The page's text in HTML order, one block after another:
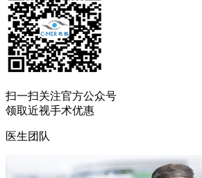
扫一扫关注官方公众号
领取近视手术优惠
医生团队